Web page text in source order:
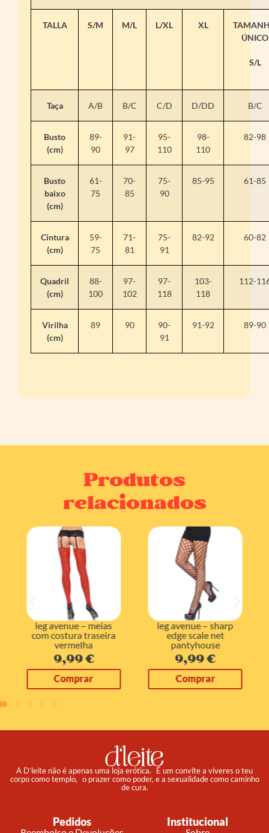
TALLA S/M M/L L/XL XL
ÚNICO
S/L
Taça A/B B/C C/D D/DD B/C
Busto
(cm)
89-
90
91-
97
95-
110
98-
110
82-98
Busto
baixo
(cm)
61-
75
70-
85
75-
90
85-95 61-85
Cintura
(cm)
59-
75
71-
81
75-
91
82-92 60-82
Quadril
(cm)
88-
100
97-
102
97-
118
103-
118
112-
Virilha
(cm)
89 90
90-
91
91-92 89-90
Produtos
relacionados
leg avenue – meias
com costura traseira
vermelha
9,99€
Comprar
leg avenue – sharp
edge scale net
pantyhouse
9,99€
Comprar
A D’leite não é apenas uma loja erótica. É um convite a viveres o teu
corpo como templo, o prazer como poder, e a sexualidade como caminho
de cura.
Pedidos Institucional